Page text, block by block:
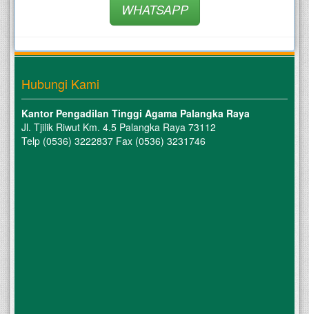
WHATSAPP
Hubungi Kami
Kantor Pengadilan Tinggi Agama Palangka Raya
Jl. Tjilik Riwut Km. 4.5 Palangka Raya 73112
Telp (0536) 3222837 Fax (0536) 3231746